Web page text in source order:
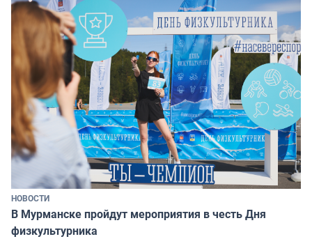
НОВОСТИ
В Мурманске пройдут мероприятия в честь Дня
физкультурника